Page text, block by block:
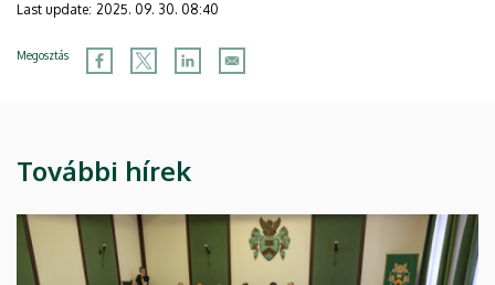
Last update: 2025. 09. 30. 08:40
Megosztás
További hírek